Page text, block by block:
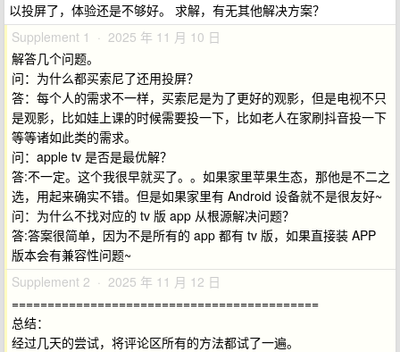
以投屏了，体验还是不够好。 求解，有无其他解决方案？
Supplement 1 · 2025 年 11 月 10 日
解答几个问题。
问：为什么都买索尼了还用投屏？
答：每个人的需求不一样，买索尼是为了更好的观影，但是电视不只
是观影，比如娃上课的时候需要投一下，比如老人在家刷抖音投一下
等等诸如此类的需求。
问：apple tv 是否是最优解？
答:不一定。这个我很早就买了。。如果家里苹果生态，那他是不二之
选，用起来确实不错。但是如果家里有 Android 设备就不是很友好~
问：为什么不找对应的 tv 版 app 从根源解决问题？
答:答案很简单，因为不是所有的 app 都有 tv 版，如果直接装 APP
版本会有兼容性问题~
Supplement 2 · 2025 年 11 月 12 日
===========================================
总结：
经过几天的尝试，将评论区所有的方法都试了一遍。